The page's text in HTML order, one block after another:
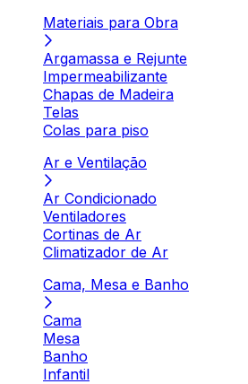
Materiais para Obra
Argamassa e Rejunte
Impermeabilizante
Chapas de Madeira
Telas
Colas para piso
Ar e Ventilação
Ar Condicionado
Ventiladores
Cortinas de Ar
Climatizador de Ar
Cama, Mesa e Banho
Cama
Mesa
Banho
Infantil